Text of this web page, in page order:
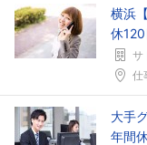
横浜
休
サ
仕
大手
年間